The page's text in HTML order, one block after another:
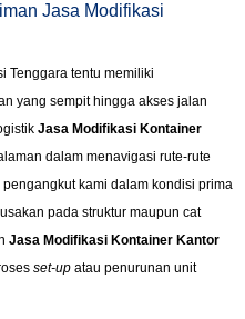
Jasa Modifikasi
Tenggara tentu memiliki
yang sempit hingga akses jalan
Jasa Modifikasi Kontainer
dalam menavigasi rute-rute
kami dalam kondisi prima
pada struktur maupun cat
Jasa Modifikasi Kontainer Kantor
set-up atau penurunan unit